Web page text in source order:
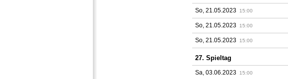
So, 21.05.2023 15:00
So, 21.05.2023 15:00
So, 21.05.2023 15:00
27. Spieltag
Sa, 03.06.2023 15:00